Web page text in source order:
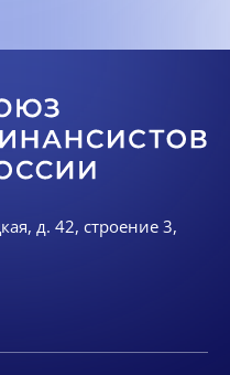
д. 42, строение 3,